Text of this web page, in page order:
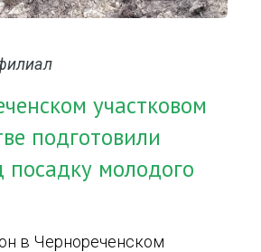
участковом
подготовили
посадку молодого
в Чернореченском